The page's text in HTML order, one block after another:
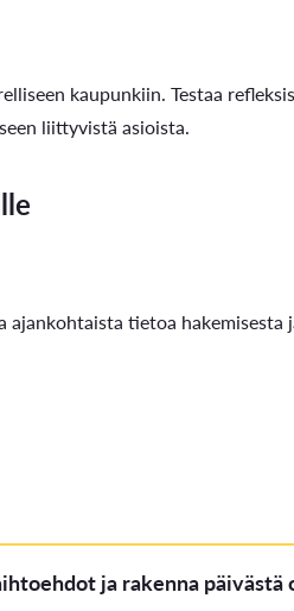
kaupunkiin. Testaa
liittyvistä asioista.
tietoa hakemisesta
ja rakenna päivästä